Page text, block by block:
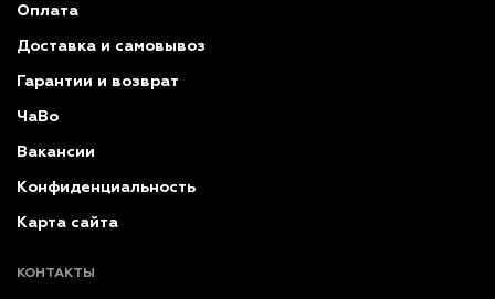
Оплата
Доставка и самовывоз
Гарантии и возврат
ЧаВо
Вакансии
Конфиденциальность
Карта сайта
КОНТАКТЫ